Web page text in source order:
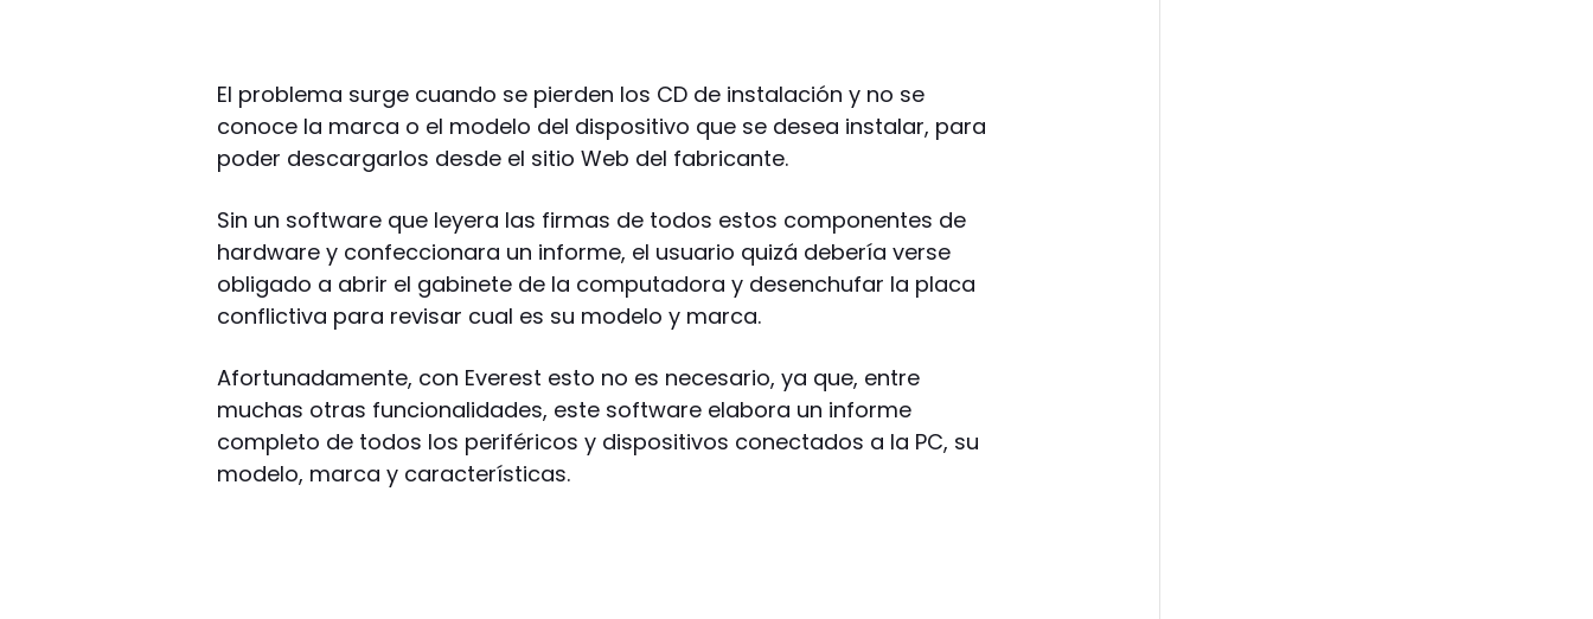
El problema surge cuando se pierden los CD de instalación y no se
conoce la marca o el modelo del dispositivo que se desea instalar, para
poder descargarlos desde el sitio Web del fabricante.
Sin un software que leyera las firmas de todos estos componentes de
hardware y confeccionara un informe, el usuario quizá debería verse
obligado a abrir el gabinete de la computadora y desenchufar la placa
conflictiva para revisar cual es su modelo y marca.
Afortunadamente, con Everest esto no es necesario, ya que, entre
muchas otras funcionalidades, este software elabora un informe
completo de todos los periféricos y dispositivos conectados a la PC, su
modelo, marca y características.